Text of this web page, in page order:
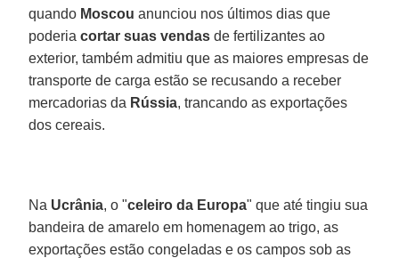
quando Moscou anunciou nos últimos dias que
poderiacortar suas vendas de fertilizantes ao
exterior, também admitiu que as maiores empresas de
transporte de carga estão se recusando a receber
mercadorias da Rússia, trancando as exportações
dos cereais.
Na Ucrânia, o "celeiro da Europa" que até tingiu sua
bandeira de amarelo em homenagem ao trigo, as
exportações estão congeladas e os campos sob as